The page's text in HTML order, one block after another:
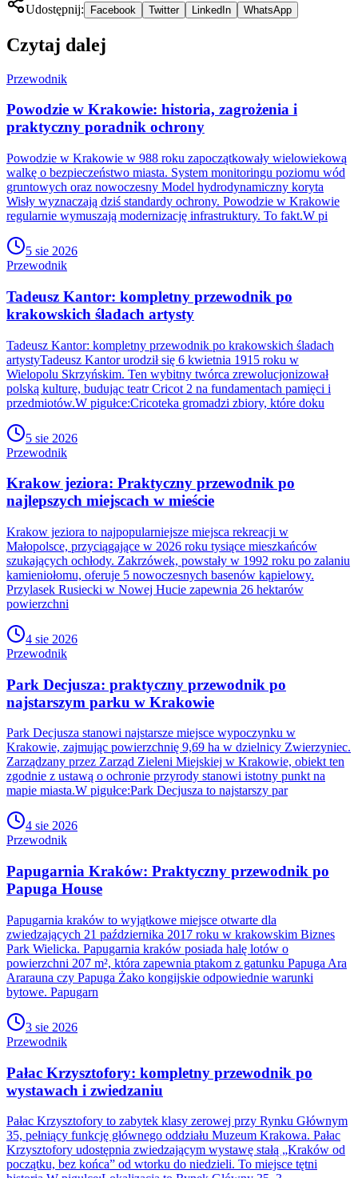
Udostępnij: Facebook Twitter LinkedIn WhatsApp
Czytaj dalej
Przewodnik
Powodzie w Krakowie: historia, zagrożenia i
praktyczny poradnik ochrony
Powodzie w Krakowie w 988 roku zapoczątkowały wielowiekową
walkę o bezpieczeństwo miasta. System monitoringu poziomu wód
gruntowych oraz nowoczesny Model hydrodynamiczny koryta
Wisły wyznaczają dziś standardy ochrony. Powodzie w Krakowie
regularnie wymuszają modernizację infrastruktury. To fakt.W pi
5 sie 2026
Przewodnik
Tadeusz Kantor: kompletny przewodnik po
krakowskich śladach artysty
Tadeusz Kantor: kompletny przewodnik po krakowskich śladach
artystyTadeusz Kantor urodził się 6 kwietnia 1915 roku w
Wielopolu Skrzyńskim. Ten wybitny twórca zrewolucjonizował
polską kulturę, budując teatr Cricot 2 na fundamentach pamięci i
przedmiotów.W pigułce:Cricoteka gromadzi zbiory, które doku
5 sie 2026
Przewodnik
Krakow jeziora: Praktyczny przewodnik po
najlepszych miejscach w mieście
Krakow jeziora to najpopularniejsze miejsca rekreacji w
Małopolsce, przyciągające w 2026 roku tysiące mieszkańców
szukających ochłody. Zakrzówek, powstały w 1992 roku po zalaniu
kamieniołomu, oferuje 5 nowoczesnych basenów kąpielowy.
Przylasek Rusiecki w Nowej Hucie zapewnia 26 hektarów
powierzchni
4 sie 2026
Przewodnik
Park Decjusza: praktyczny przewodnik po
najstarszym parku w Krakowie
Park Decjusza stanowi najstarsze miejsce wypoczynku w
Krakowie, zajmując powierzchnię 9,69 ha w dzielnicy Zwierzyniec.
Zarządzany przez Zarząd Zieleni Miejskiej w Krakowie, obiekt ten
zgodnie z ustawą o ochronie przyrody stanowi istotny punkt na
mapie miasta.W pigułce:Park Decjusza to najstarszy par
4 sie 2026
Przewodnik
Papugarnia Kraków: Praktyczny przewodnik po
Papuga House
Papugarnia kraków to wyjątkowe miejsce otwarte dla
zwiedzających 21 października 2017 roku w krakowskim Biznes
Park Wielicka. Papugarnia kraków posiada halę lotów o
powierzchni 207 m², która zapewnia ptakom z gatunku Papuga Ara
Ararauna czy Papuga Żako kongijskie odpowiednie warunki
bytowe. Papugarn
3 sie 2026
Przewodnik
Pałac Krzysztofory: kompletny przewodnik po
wystawach i zwiedzaniu
Pałac Krzysztofory to zabytek klasy zerowej przy Rynku Głównym
35, pełniący funkcję głównego oddziału Muzeum Krakowa. Pałac
Krzysztofory udostępnia zwiedzającym wystawę stałą „Kraków od
początku, bez końca” od wtorku do niedzieli. To miejsce tętni